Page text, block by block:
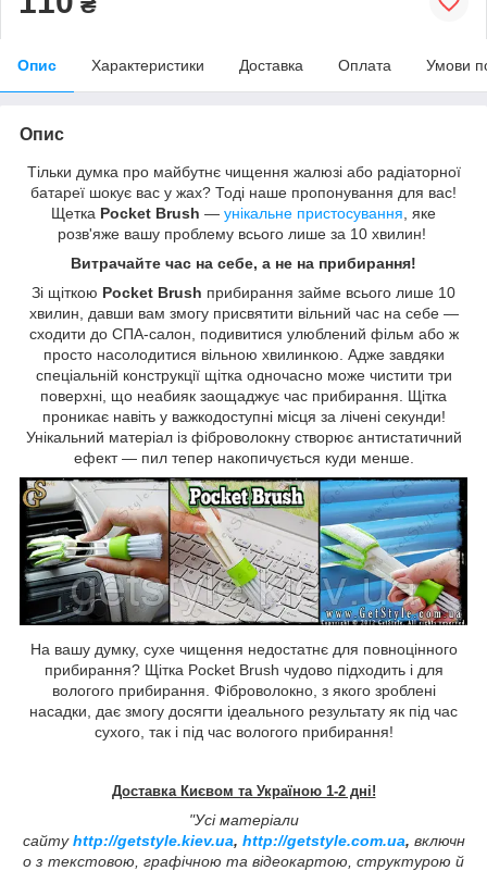
Опис Характеристики Доставка Оплата Умови
Опис
Тільки думка про майбутнє чищення жалюзі або радіаторної
батареї шокує вас у жах? Тоді наше пропонування для вас!
Щетка Pocket Brush — унікальне пристосування , яке
розв'яже вашу проблему всього лише за 10 хвилин!
Витрачайте час на себе, а не на прибирання!
Зі щіткою Pocket Brush прибирання займе всього лише 10
хвилин, давши вам змогу присвятити вільний час на себе —
сходити до СПА-салон, подивитися улюблений фільм або ж
просто насолодитися вільною хвилинкою. Адже завдяки
спеціальній конструкції щітка одночасно може чистити три
поверхні, що неабияк заощаджує час прибирання. Щітка
проникає навіть у важкодоступні місця за лічені секунди!
Унікальний матеріал із фіброволокну створює антистатичний
ефект — пил тепер накопичується куди менше.
На вашу думку, сухе чищення недостатнє для повноцінного
прибирання? Щітка Pocket Brush чудово підходить і для
вологого прибирання. Фіброволокно, з якого зроблені
насадки, дає змогу досягти ідеального результату як під час
сухого, так і під час вологого прибирання!
Доставка Києвом та Україною 1-2 дні!
"Усі матеріали
сайтуhttp://getstyle.kiev.ua, http://getstyle.com.ua, включн
о з текстовою, графічною та відеокартою, структурою й